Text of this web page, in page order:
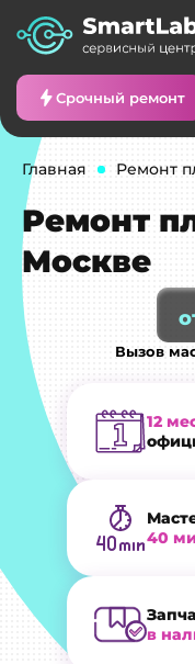
Срочный ремонт
Главная Ремонт
Ремонт
Москве
Вызов
12
40
в